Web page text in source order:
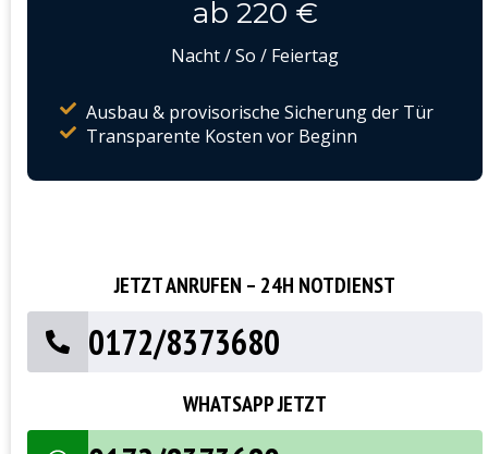
ab 220 €
Nacht / So / Feiertag
Ausbau & provisorische Sicherung der Tür
Transparente Kosten vor Beginn
JETZT ANRUFEN – 24H NOTDIENST
0172/8373680
WHATSAPP JETZT